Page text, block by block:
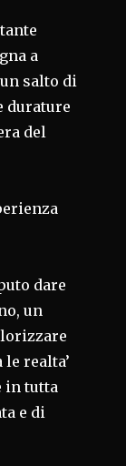
a
salto di
durature
del
dare
un
realta’
in tutta
e di